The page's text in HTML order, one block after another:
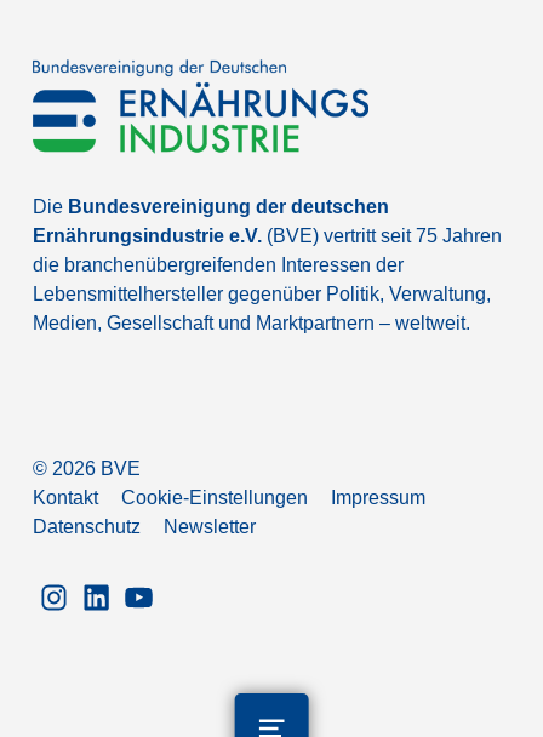
Die Bundesvereinigung der deutschen
Ernährungsindustrie e.V. (BVE) vertritt seit 75 Jahren
die branchenübergreifenden Interessen der
Lebensmittelhersteller gegenüber Politik, Verwaltung,
Medien, Gesellschaft und Marktpartnern – weltweit.
© 2026BVE
Kontakt
Cookie-Einstellungen
Impressum
Datenschutz
Newsletter